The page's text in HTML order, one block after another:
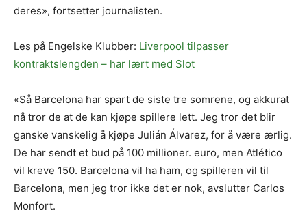
deres», fortsetter journalisten.
Les på Engelske Klubber: Liverpool tilpasser
kontraktslengden – har lært med Slot
«Så Barcelona har spart de siste tre somrene, og akkurat
nå tror de at de kan kjøpe spillere lett. Jeg tror det blir
ganske vanskelig å kjøpe Julián Álvarez, for å være ærlig.
De har sendt et bud på 100 millioner. euro, men Atlético
vil kreve 150. Barcelona vil ha ham, og spilleren vil til
Barcelona, ​​men jeg tror ikke det er nok, avslutter Carlos
Monfort.